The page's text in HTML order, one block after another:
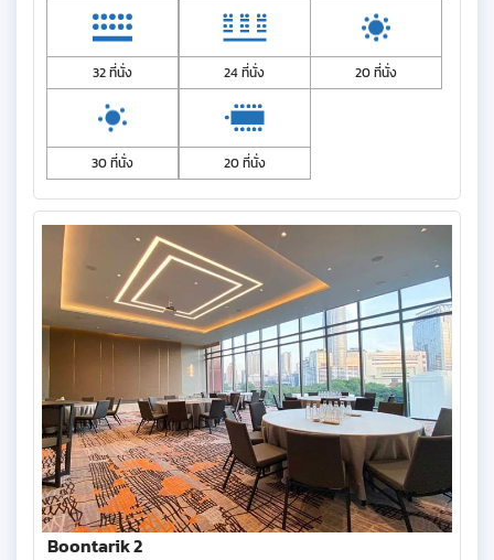
32 ที่นั่ง 24 ที่นั่ง 20 ที่นั่ง
30 ที่นั่ง 20 ที่นั่ง
Boontarik 2